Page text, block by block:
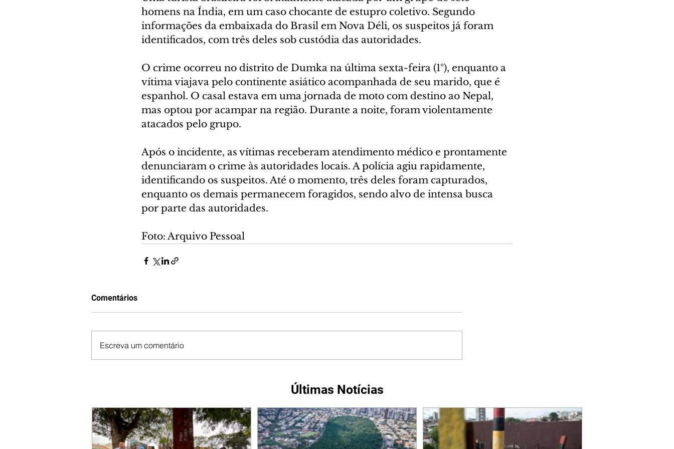
homens na Índia, em um caso chocante de estupro coletivo. Segundo
informações da embaixada do Brasil em Nova Déli, os suspeitos já foram
identificados, com três deles sob custódia das autoridades.
O crime ocorreu no distrito de Dumka na última sexta-feira (1º), enquanto a
vítima viajava pelo continente asiático acompanhada de seu marido, que é
espanhol. O casal estava em uma jornada de moto com destino ao Nepal,
mas optou por acampar na região. Durante a noite, foram violentamente
atacados pelo grupo.
Após o incidente, as vítimas receberam atendimento médico e prontamente
denunciaram o crime às autoridades locais. A polícia agiu rapidamente,
identificando os suspeitos. Até o momento, três deles foram capturados,
enquanto os demais permanecem foragidos, sendo alvo de intensa busca
por parte das autoridades.
Foto: Arquivo Pessoal
Comentários
Escreva um comentário
Últimas Notícias